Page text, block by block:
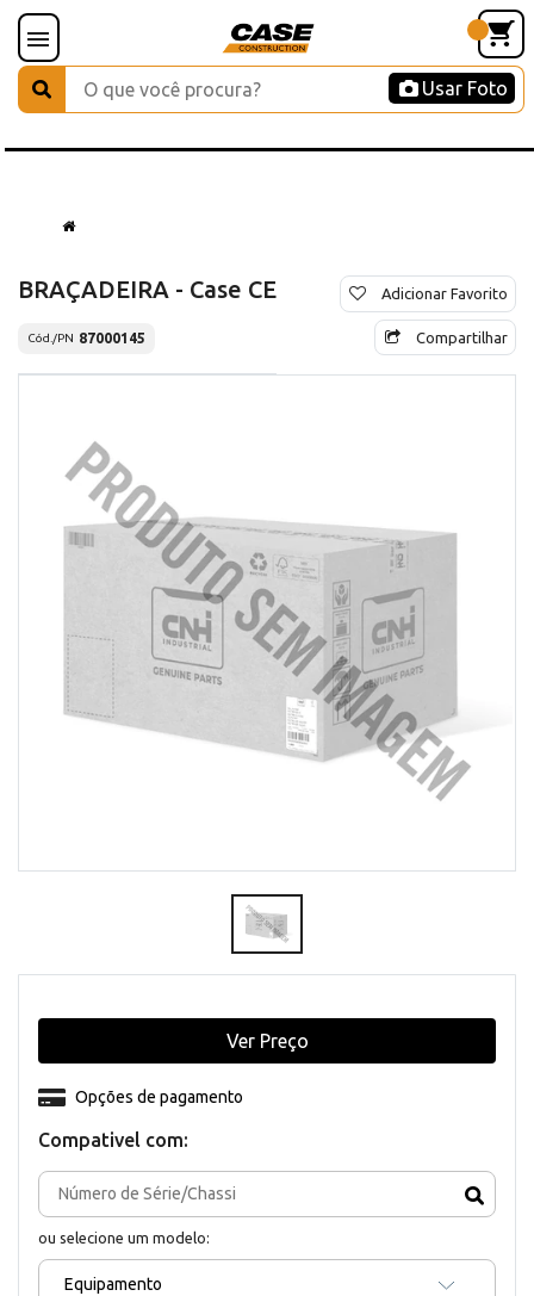
Usar Foto
BRAÇADEIRA - Case CE
Cód./PN 87000145
Adicionar Favorito
Compartilhar
Compativel com:
ou selecione um modelo:
Equipamento
Opções de pagamento
Ver Preço